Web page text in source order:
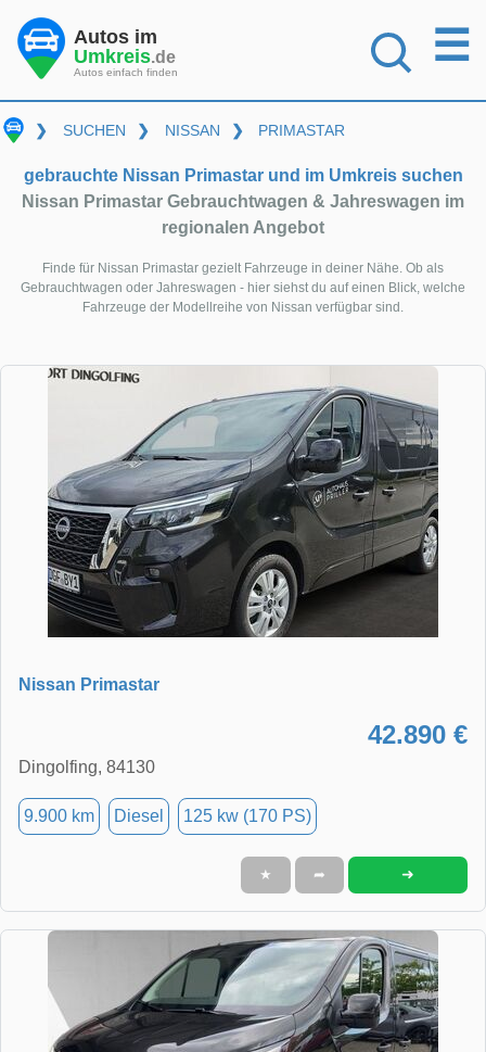
Autos im
Umkreis.de
Autos einfach finden
☰
❯ SUCHEN ❯ NISSAN ❯ PRIMASTAR
gebrauchte Nissan Primastar und im Umkreis suchen
Nissan Primastar Gebrauchtwagen & Jahreswagen im
regionalen Angebot
Finde für Nissan Primastar gezielt Fahrzeuge in deiner Nähe. Ob als
Gebrauchtwagen oder Jahreswagen - hier siehst du auf einen Blick, welche
Fahrzeuge der Modellreihe von Nissan verfügbar sind.
Nissan Primastar
42.890 €
Dingolfing, 84130
9.900 km Diesel 125 kw (170 PS)
★ ➦ ➜